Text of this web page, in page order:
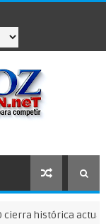
actuación